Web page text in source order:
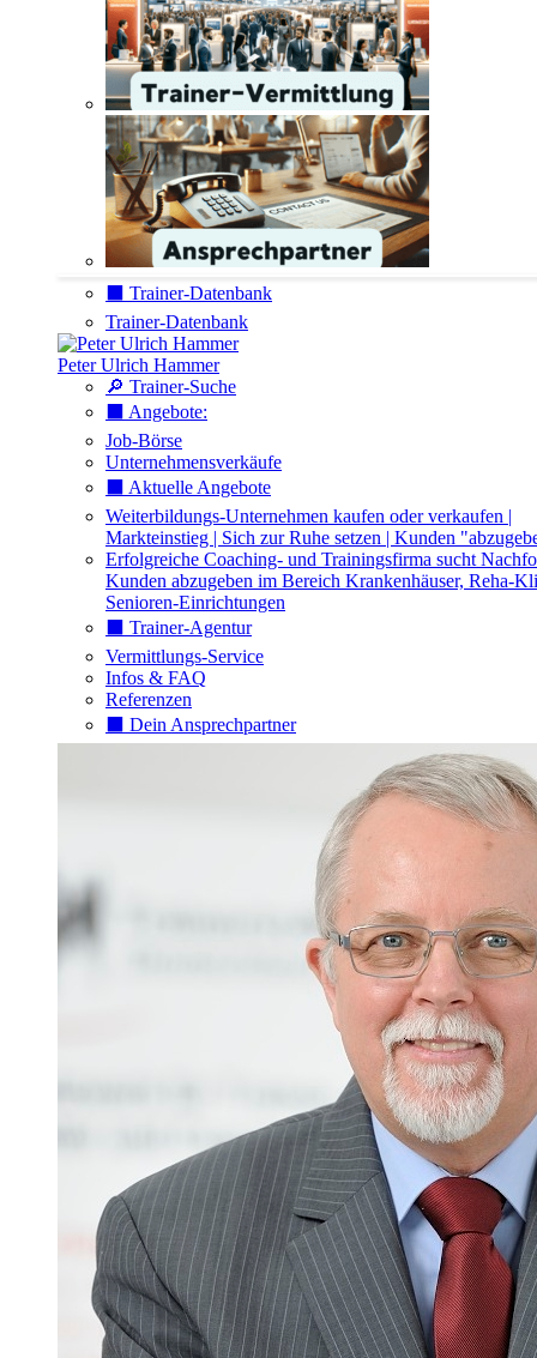
⬛️ Trainer-Datenbank
Trainer-Datenbank
Peter Ulrich Hammer
🔎 Trainer-Suche
⬛️ Angebote:
Job-Börse
Unternehmensverkäufe
⬛️ Aktuelle Angebote
Weiterbildungs-Unternehmen kaufen oder verkaufen |
Markteinstieg | Sich zur Ruhe setzen | Kunden
Erfolgreiche Coaching- und Trainingsfirma sucht
Kunden abzugeben im Bereich Krankenhäuser, Reha-
Senioren-Einrichtungen
⬛️ Trainer-Agentur
Vermittlungs-Service
Infos & FAQ
Referenzen
⬛️ Dein Ansprechpartner